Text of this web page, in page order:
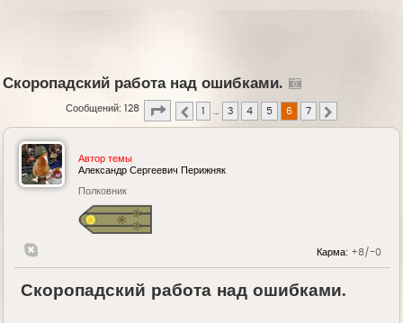
Скоропадский работа над ошибками.
Сообщений: 128 Страница из
1 3 4 5 6 7
Автор темы
Александр Сергеевич Перижняк
Полковник
Карма: +8/-0
Скоропадский работа над ошибками.